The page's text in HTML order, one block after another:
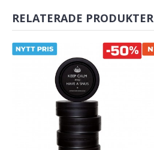
RELATERADE PRODUKTER